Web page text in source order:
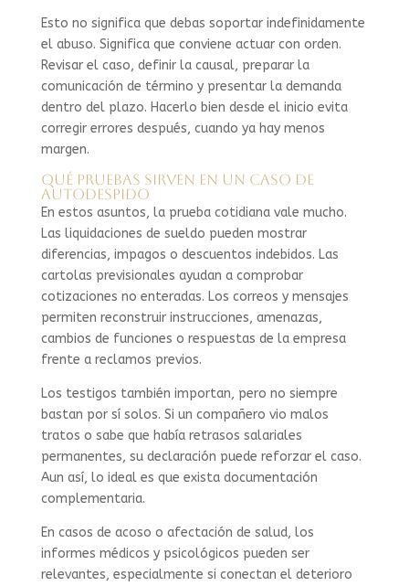
Esto no significa que debas soportar indefinidamente
el abuso. Significa que conviene actuar con orden.
Revisar el caso, definir la causal, preparar la
comunicación de término y presentar la demanda
dentro del plazo. Hacerlo bien desde el inicio evita
corregir errores después, cuando ya hay menos
margen.
Qué pruebas sirven en un caso de
autodespido
En estos asuntos, la prueba cotidiana vale mucho.
Las liquidaciones de sueldo pueden mostrar
diferencias, impagos o descuentos indebidos. Las
cartolas previsionales ayudan a comprobar
cotizaciones no enteradas. Los correos y mensajes
permiten reconstruir instrucciones, amenazas,
cambios de funciones o respuestas de la empresa
frente a reclamos previos.
Los testigos también importan, pero no siempre
bastan por sí solos. Si un compañero vio malos
tratos o sabe que había retrasos salariales
permanentes, su declaración puede reforzar el caso.
Aun así, lo ideal es que exista documentación
complementaria.
En casos de acoso o afectación de salud, los
informes médicos y psicológicos pueden ser
relevantes, especialmente si conectan el deterioro